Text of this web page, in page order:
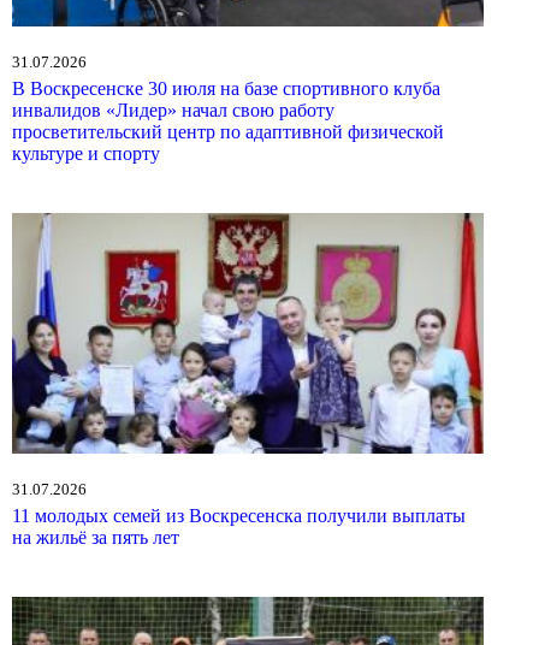
31.07.2026
В Воскресенске 30 июля на базе спортивного клуба
инвалидов «Лидер» начал свою работу
просветительский центр по адаптивной физической
культуре и спорту
31.07.2026
11 молодых семей из Воскресенска получили выплаты
на жильё за пять лет